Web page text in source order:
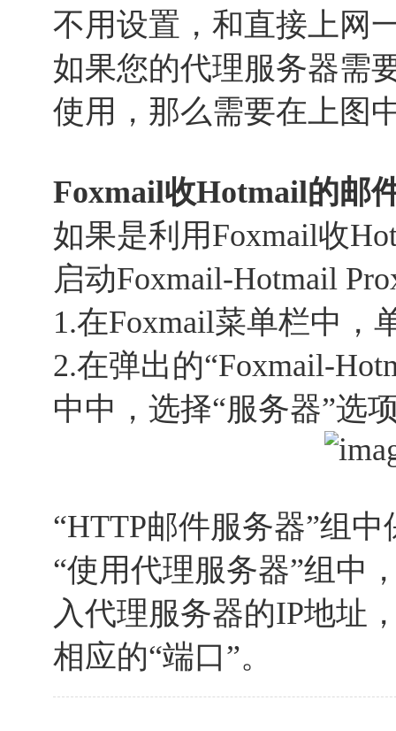
不用设置，和直接上网
如果您的代理服务器需
使用，那么需要在上图
Foxmail收Hotmail的邮
如果是利用Foxmail收
启动Foxmail-Hotmail
1.在Foxmail菜单栏中，
2.在弹出的“Foxmail-
中中，选择“服务器”选
“HTTP邮件服务器”组
“使用代理服务器”组中
入代理服务器的IP地址
相应的“端口”。